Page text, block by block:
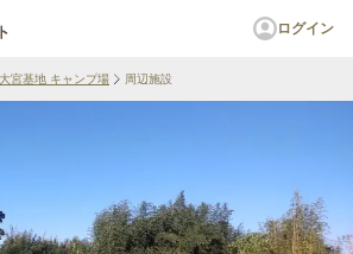
ログイン
大宮基地 キャンプ場 周辺施設